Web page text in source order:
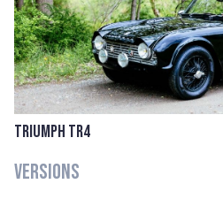
Triumph TR4
Versions